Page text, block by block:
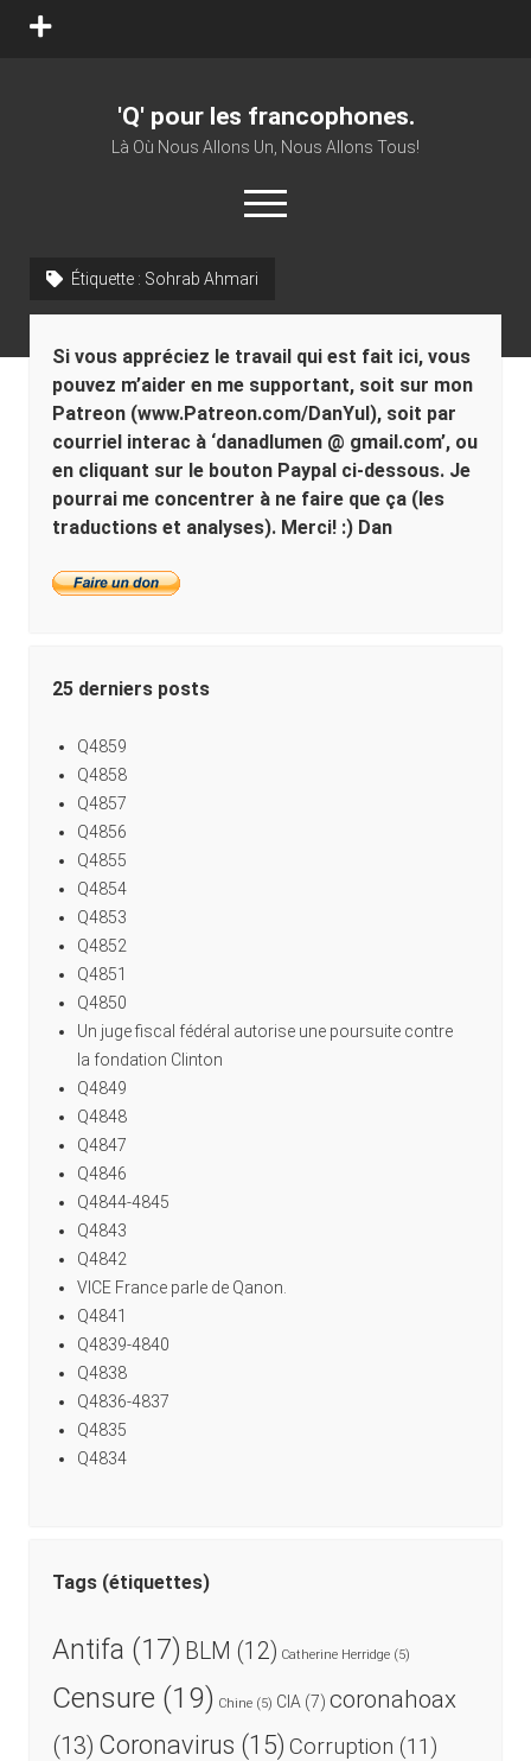
'Q' pour les francophones.
Là Où Nous Allons Un, Nous Allons Tous!
Étiquette : Sohrab Ahmari
Si vous appréciez le travail qui est fait ici, vous
pouvez m’aider en me supportant, soit sur mon
Patreon (www.Patreon.com/DanYul), soit par
courriel interac à ‘danadlumen @ gmail.com’, ou
en cliquant sur le bouton Paypal ci-dessous. Je
pourrai me concentrer à ne faire que ça (les
traductions et analyses). Merci! :) Dan
25 derniers posts
Q4859
Q4858
Q4857
Q4856
Q4855
Q4854
Q4853
Q4852
Q4851
Q4850
Un juge fiscal fédéral autorise une poursuite contre
la fondation Clinton
Q4849
Q4848
Q4847
Q4846
Q4844-4845
Q4843
Q4842
VICE France parle de Qanon.
Q4841
Q4839-4840
Q4838
Q4836-4837
Q4835
Q4834
Tags (étiquettes)
Antifa (17) BLM (12) Catherine Herridge(5)
Censure (19) Chine(5) CIA (7) coronahoax
(13) Coronavirus (15) Corruption (11)